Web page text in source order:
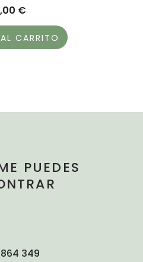
€
CARRITO
PUEDES
349